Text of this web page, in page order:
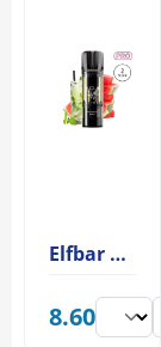
Elfbar ELFA PRO Pod Watermelon Mojito 20mg
8.60